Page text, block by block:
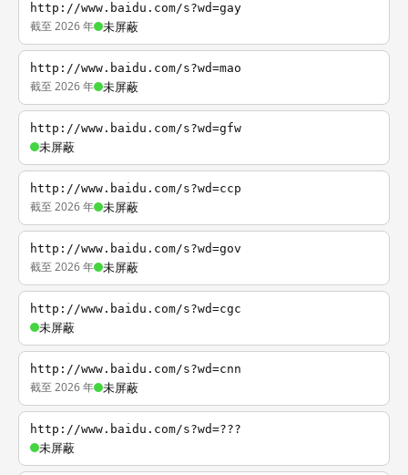
http://www.baidu.com/s?wd=gay
截至 2026 年 未屏蔽
http://www.baidu.com/s?wd=mao
截至 2026 年 未屏蔽
http://www.baidu.com/s?wd=gfw
未屏蔽
http://www.baidu.com/s?wd=ccp
截至 2026 年 未屏蔽
http://www.baidu.com/s?wd=gov
截至 2026 年 未屏蔽
http://www.baidu.com/s?wd=cgc
未屏蔽
http://www.baidu.com/s?wd=cnn
截至 2026 年 未屏蔽
http://www.baidu.com/s?wd=???
未屏蔽